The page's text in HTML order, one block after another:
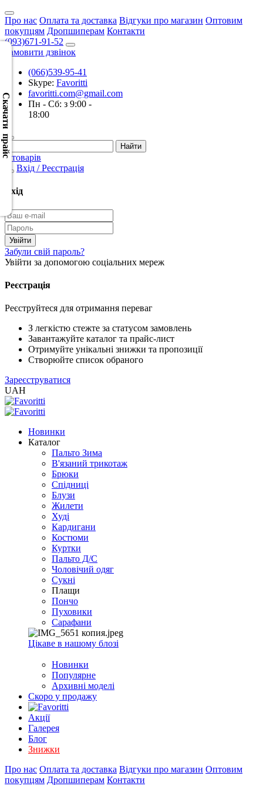
Про нас Оплата та доставка Відгуки про магазин Оптовим
покупцям Дропшиперам Контакти
(093)671-91-52
Замовити дзвінок
(066)539-95-41
Skype: Favoritti
favoritti.com@gmail.com
Пн - Сб: з 9:00 -
18:00
0 товарів
Вхід / Реєстрація
Вхід
Забули свій пароль?
Увійти за допомогою соціальних мереж
Реєстрація
Реєструйтеся для отримання переваг
З легкістю стежте за статусом замовлень
Завантажуйте каталог та прайс-лист
Отримуйте унікальні знижки та пропозиції
Створюйте список обраного
Зареєструватися
UAH
Новинки
Каталог
Пальто Зима
В'язаний трикотаж
Брюки
Спідниці
Блузи
Жилети
Худі
Кардигани
Костюми
Куртки
Пальто Д/С
Чоловічий одяг
Сукні
Плащи
Пончо
Пуховики
Сарафани
Цікаве в нашому блозі
Новинки
Популярне
Архивні моделі
Скоро у продажу
Акції
Галерея
Блог
Знижки
Про нас Оплата та доставка Відгуки про магазин Оптовим
покупцям Дропшиперам Контакти
Скачати прайс
Скачать
XML
(Розн.)
Скачать
XML
(Опт)
CSV
Скачать
CSV
(Опт)
XLS
EXCEL
(Розн.)
XLS
EXCEL
2005
(Опт)
XLSX